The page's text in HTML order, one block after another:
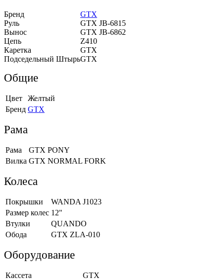
Бренд
GTX
Руль
GTX JB-6815
Вынос
GTX JB-6862
Цепь
Z410
Каретка
GTX
Подседельный ШтырьGTX
Общие
Цвет
Желтый
Бренд GTX
Рама
Рама
GTX PONY
Вилка GTX NORMAL FORK
Колеса
Покрышки
WANDA J1023
Размер колес 12"
Втулки
QUANDO
Обода
GTX ZLA-010
Оборудование
Кассета
GTX